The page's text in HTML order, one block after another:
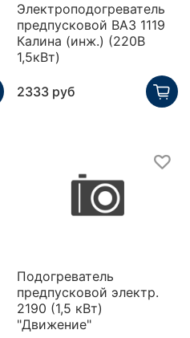
Электроподогреватель
предпусковой ВАЗ 1119
Калина (инж.) (220В
1,5кВт)
2333 руб
Подогреватель
предпусковой электр.
2190 (1,5 кВт)
"Движение"